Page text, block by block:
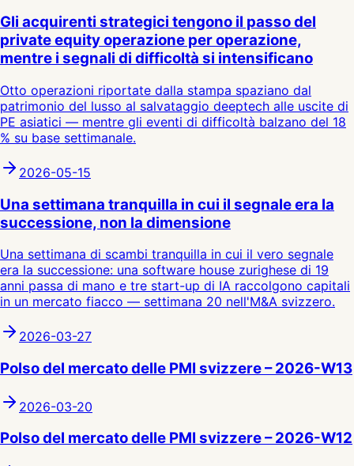
Gli acquirenti strategici tengono il passo del
private equity operazione per operazione,
mentre i segnali di difficoltà si intensificano
Otto operazioni riportate dalla stampa spaziano dal
patrimonio del lusso al salvataggio deeptech alle uscite di
PE asiatici — mentre gli eventi di difficoltà balzano del 18
% su base settimanale.
2026-05-15
Una settimana tranquilla in cui il segnale era la
successione, non la dimensione
Una settimana di scambi tranquilla in cui il vero segnale
era la successione: una software house zurighese di 19
anni passa di mano e tre start-up di IA raccolgono capitali
in un mercato fiacco — settimana 20 nell'M&A svizzero.
2026-03-27
Polso del mercato delle PMI svizzere – 2026-W13
2026-03-20
Polso del mercato delle PMI svizzere – 2026-W12